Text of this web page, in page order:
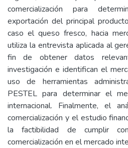
comercialización para
exportación del principal
caso el queso fresco, hacia
utiliza la entrevista aplicada al
fin de obtener datos
investigación e identifican el
uso de herramientas
PESTEL para determinar el
internacional. Finalmente, el
comercialización y el estudio
la factibilidad de cumplir
comercialización en el mercado